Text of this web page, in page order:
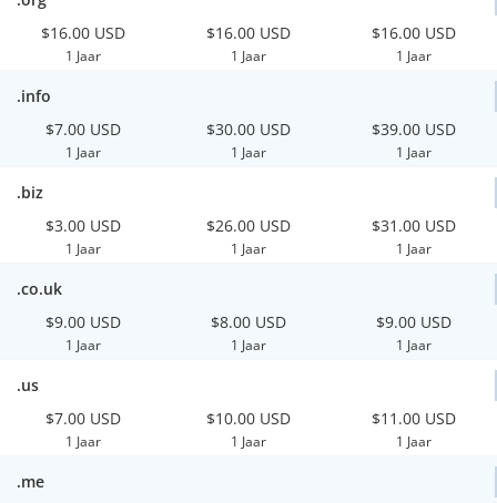
$16.00 USD
1 Jaar
$16.00 USD
1 Jaar
$16.00 USD
1 Jaar
.info
$7.00 USD
1 Jaar
$30.00 USD
1 Jaar
$39.00 USD
1 Jaar
.biz
$3.00 USD
1 Jaar
$26.00 USD
1 Jaar
$31.00 USD
1 Jaar
.co.uk
$9.00 USD
1 Jaar
$8.00 USD
1 Jaar
$9.00 USD
1 Jaar
.us
$7.00 USD
1 Jaar
$10.00 USD
1 Jaar
$11.00 USD
1 Jaar
.me